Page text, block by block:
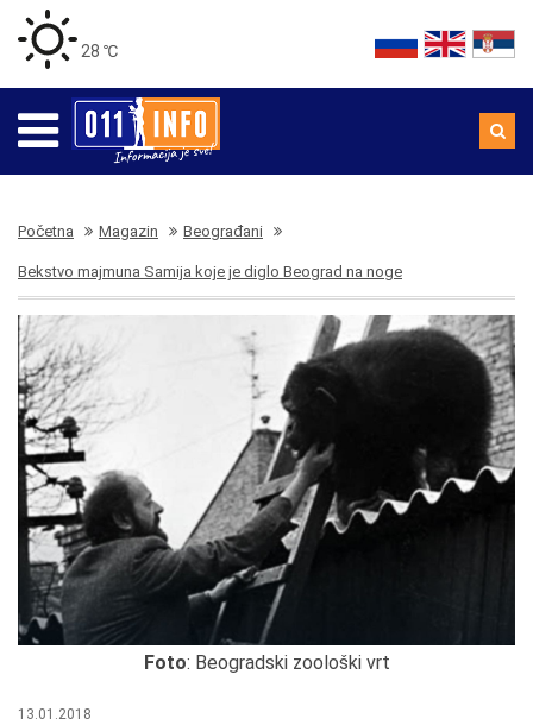
28 ℃
Početna Magazin Beograđani
Bekstvo majmuna Samija koje je diglo Beograd na noge
Foto: Beogradski zoološki vrt
13.01.2018